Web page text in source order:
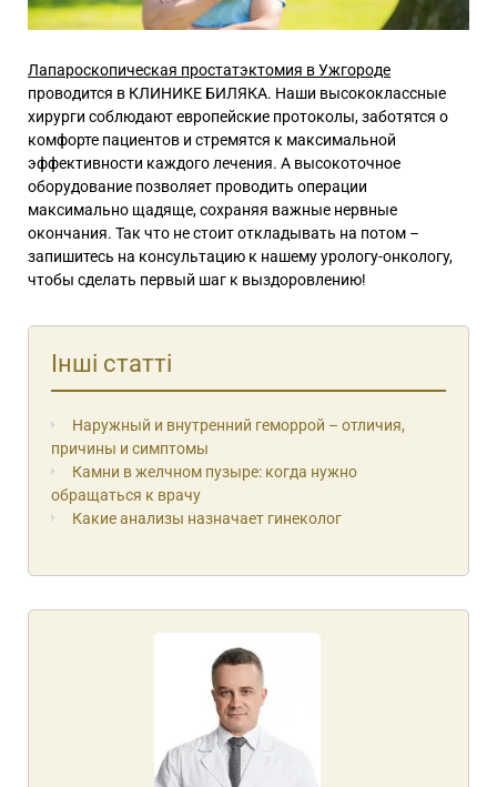
Лапароскопическая простатэктомия в Ужгороде
проводится в КЛИНИКЕ БИЛЯКА. Наши высококлассные
хирурги соблюдают европейские протоколы, заботятся о
комфорте пациентов и стремятся к максимальной
эффективности каждого лечения. А высокоточное
оборудование позволяет проводить операции
максимально щадяще, сохраняя важные нервные
окончания. Так что не стоит откладывать на потом –
запишитесь на консультацию к нашему урологу-онкологу,
чтобы сделать первый шаг к выздоровлению!
Інші статті
Наружный и внутренний геморрой – отличия,
причины и симптомы
Камни в желчном пузыре: когда нужно
обращаться к врачу
Какие анализы назначает гинеколог